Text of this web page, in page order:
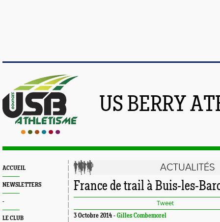
US BERRY
ACCUEIL
NEWSLETTERS
-
LE CLUB
ACTUALITÉS
France de trail à Buis-les-
Tweet
3 Octobre 2014 - Gilles Combemorel